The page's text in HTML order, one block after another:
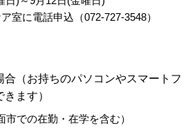
室に電話申込（072-727-3548）
合（お持ちのパソコンやスマートフ
ます）
での在勤・在学を含む）